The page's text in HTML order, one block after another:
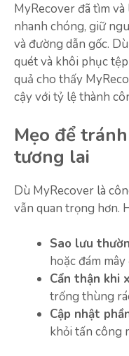
MyRecover đã tìm
nhanh chóng, giữ
và đường dẫn gốc.
quét và khôi phục
quả cho thấy
cậy với tỷ lệ thành
Mẹo để
tương lai
Dù MyRecover là
vẫn quan trọng hơn.
Sao lưu
hoặc đám
Cẩn thận khi
trống thùng
Cập nhật
khỏi tấn công